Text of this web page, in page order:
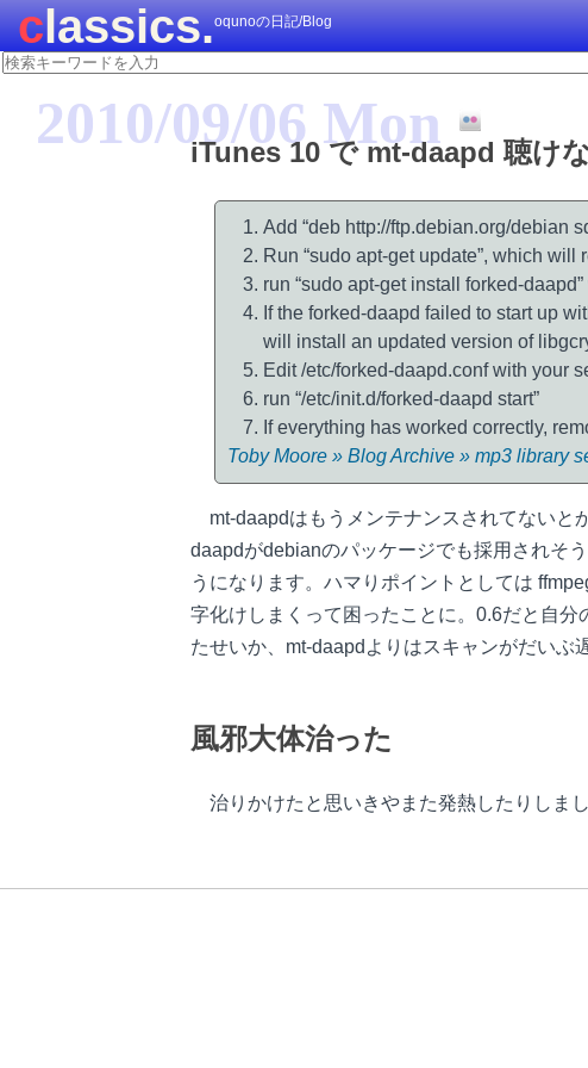
classics.oqunoの日記/Blog
2010/09/06 Mon
iTunes 10 で mt-daapd 聴け
Add “deb http://ftp.debian.org/debian
Run “sudo apt-get update”, which
run “sudo apt-get install forked-
If the forked-daapd failed to start up
will install an updated version of
Edit /etc/forked-daapd.conf with your
run “/etc/init.d/forked-daapd start”
If everything has worked correctly,
Toby Moore » Blog Archive » mp3 library
mt-daapdはもうメンテナンスされてないと
daapdがdebianのパッケージでも採用されそ
うになります。ハマりポイントとしては
字化けしまくって困ったことに。0.6だと自
たせいか、mt-daapdよりはスキャンがだいぶ
風邪大体治った
治りかけたと思いきやまた発熱したりしま